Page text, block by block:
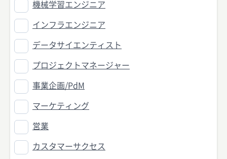
機械学習エンジニア
インフラエンジニア
データサイエンティスト
プロジェクトマネージャー
事業企画/PdM
マーケティング
営業
カスタマーサクセス